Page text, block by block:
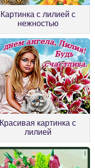
Картинка с лилией с
нежностью
Красивая картинка с
лилией